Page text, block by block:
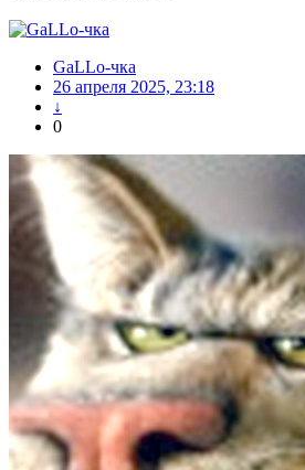
GaLLo-чка
26 апреля 2025, 23:18
↓
0